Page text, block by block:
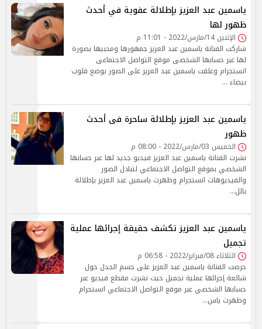
ياسمين عبد العزيز بإطلالة عفوية في أحدث
ظهور لها
الإثنين 14/مارس/2022 - 11:01 م
شاركت الفنانة ياسمين عبد العزيز جمهورها ومحبيها بصورة
لها عبر حسابها الشخصى موقع التواصل الاجتماعى
انستجرام وعلقت ياسمين عبد العزيز على الصور بوضع قلوب
بيضاء …
ياسمين عبد العزيز بإطلالة ساحرة فى أحدث
ظهور
الخميس 03/مارس/2022 - 08:00 م
نشرت الفنانة ياسمين عبد العزيز فيديو جديد لها عبر حسابها
الشخصي بموقع التواصل الاجتماعي لتبادل الصور
والفيديوهات انستجرام وظهرت ياسمين عبد العزيز بإطلالة
بالل…
ياسمين عبد العزيز تكشف حقيقة إجرائها عملية
تجميل
الثلاثاء 08/فبراير/2022 - 06:58 م
حرصت الفنانة ياسمين عبد العزيز على حسم الجدل حول
شائعة إجرائها عملية تجميل حيث نشرت مقطع فيديو عبر
حسابها الشخصي عبر موقع التواصل الاجتماعي انستجرام
وظهرت ياس…